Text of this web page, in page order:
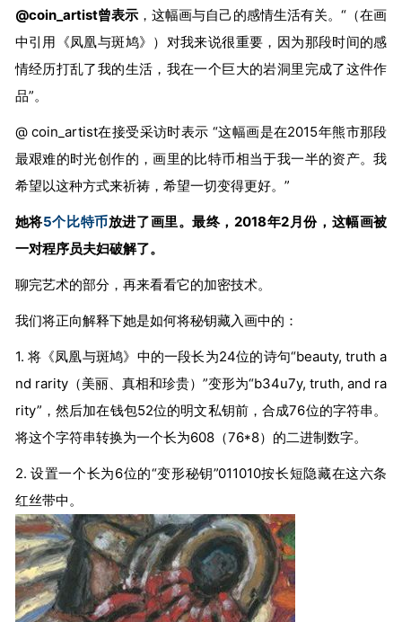
@coin_artist曾表示，这幅画与自己的感情生活有关。“（在画
中引用《凤凰与斑鸠》）对我来说很重要，因为那段时间的感
情经历打乱了我的生活，我在一个巨大的岩洞里完成了这件作
品”。
@ coin_artist在接受采访时表示 “这幅画是在2015年熊市那段
最艰难的时光创作的，画里的比特币相当于我一半的资产。我
希望以这种方式来祈祷，希望一切变得更好。”
她将5个比特币放进了画里。最终，2018年2月份，这幅画被
一对程序员夫妇破解了。
聊完艺术的部分，再来看看它的加密技术。
我们将正向解释下她是如何将秘钥藏入画中的：
1. 将《凤凰与斑鸠》中的一段长为24位的诗句“beauty, truth a
nd rarity（美丽、真相和珍贵）”变形为“b34u7y, truth, and ra
rity”，然后加在钱包52位的明文私钥前，合成76位的字符串。
将这个字符串转换为一个长为608（76*8）的二进制数字。
2. 设置一个长为6位的“变形秘钥”011010按长短隐藏在这六条
红丝带中。